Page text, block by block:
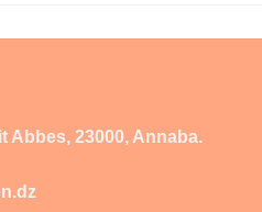
Abbes, 23000, Annaba.